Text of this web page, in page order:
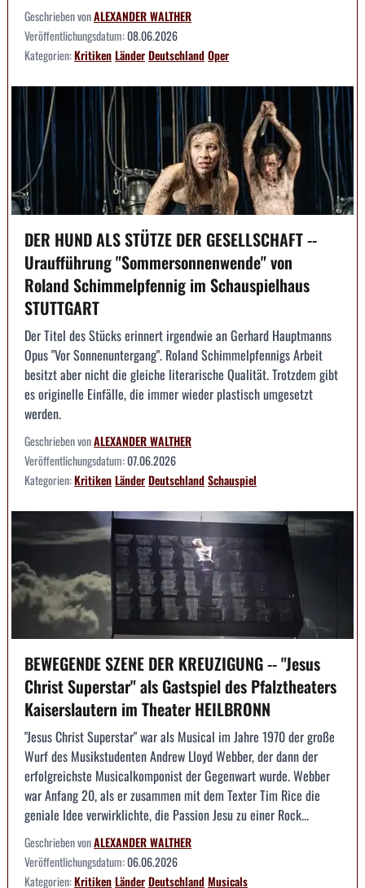
Geschrieben vonALEXANDER WALTHER
Veröffentlichungsdatum:08.06.2026
Kategorien:KritikenLänderDeutschlandOper
DER HUND ALS STÜTZE DER GESELLSCHAFT --
Uraufführung "Sommersonnenwende" von
Roland Schimmelpfennig im Schauspielhaus
STUTTGART
Der Titel des Stücks erinnert irgendwie an Gerhard Hauptmanns
Opus "Vor Sonnenuntergang". Roland Schimmelpfennigs Arbeit
besitzt aber nicht die gleiche literarische Qualität. Trotzdem gibt
es originelle Einfälle, die immer wieder plastisch umgesetzt
werden.
Geschrieben vonALEXANDER WALTHER
Veröffentlichungsdatum:07.06.2026
Kategorien:KritikenLänderDeutschlandSchauspiel
BEWEGENDE SZENE DER KREUZIGUNG -- "Jesus
Christ Superstar" als Gastspiel des Pfalztheaters
Kaiserslautern im Theater HEILBRONN
"Jesus Christ Superstar" war als Musical im Jahre 1970 der große
Wurf des Musikstudenten Andrew Lloyd Webber, der dann der
erfolgreichste Musicalkomponist der Gegenwart wurde. Webber
war Anfang 20, als er zusammen mit dem Texter Tim Rice die
geniale Idee verwirklichte, die Passion Jesu zu einer Rock...
Geschrieben vonALEXANDER WALTHER
Veröffentlichungsdatum:06.06.2026
Kategorien:KritikenLänderDeutschlandMusicals